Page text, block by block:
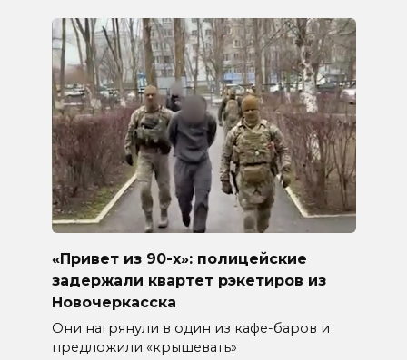
«Привет из 90-х»: полицейские
задержали квартет рэкетиров из
Новочеркасска
Они нагрянули в один из кафе-баров и
предложили «крышевать»